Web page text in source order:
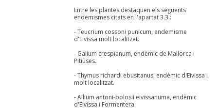
Entre les plantes destaquen els següents
endemismes citats en l'apartat 3.3.:
- Teucrium cossoni punicum, endemisme
d'Eivissa molt localitzat.
- Galium crespianum, endèmic de Mallorca i
Pitiüses.
- Thymus richardi ebusitanus, endèmic d'Eivissa i
molt localitzat.
- Allium antoni-bolosii eivissanuma, endèmic
d'Eivissa i Formentera.